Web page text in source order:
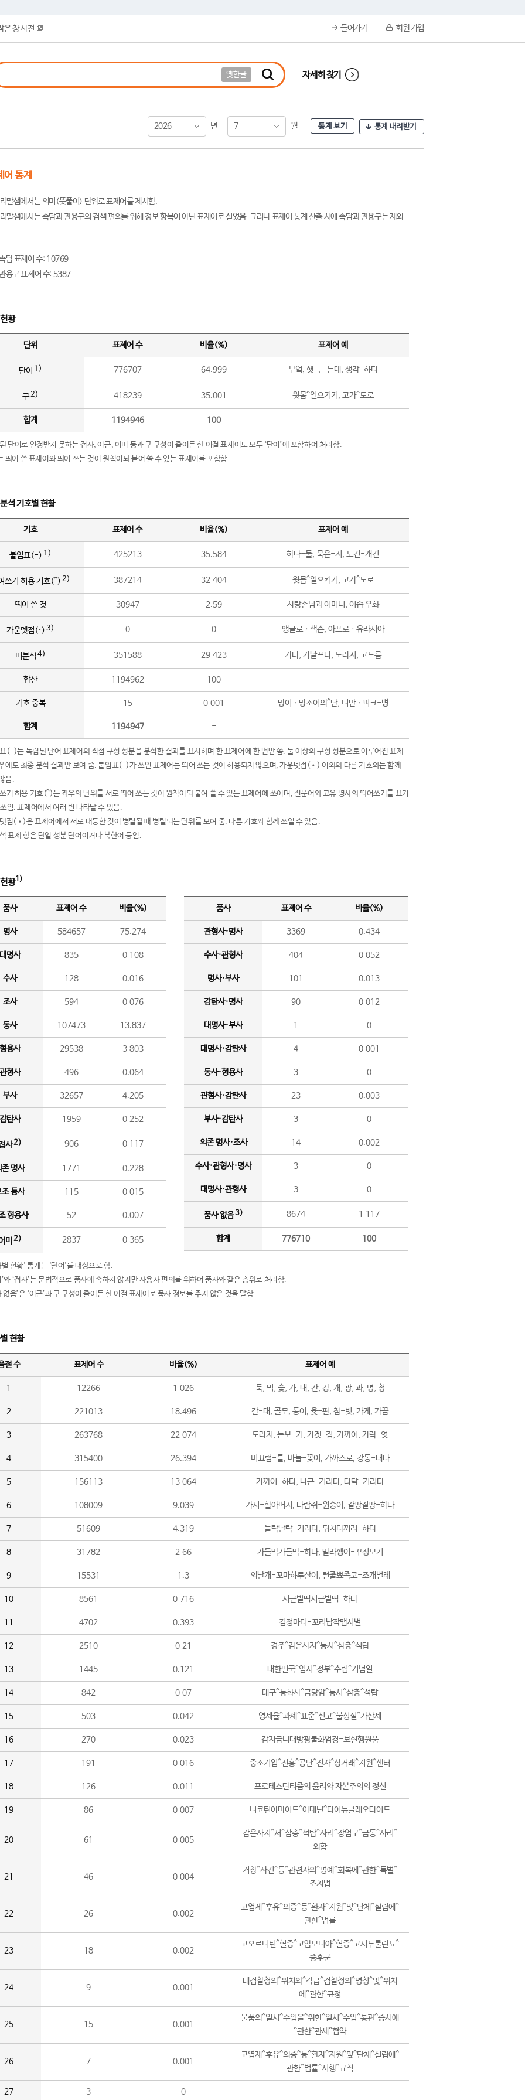
은 창 사전 들어가기 회원 가입
옛한글 자세히 찾기
2026 년 7 월 통계 보기 통계 내려받기
어 통계
말샘에서는 의미(뜻풀이) 단위로 표제어를 제시함.
말샘에서는 속담과 관용구의 검색 편의를 위해 정보 항목이 아닌 표제어로 실었음. 그러나 표제어 통계 산출 시에 속담과 관용구는 제외
담 표제어 수: 10769
용구 표제어 수: 5387
황
단위 표제어 수 비율(%) 표제어 예
단어 1) 776707 64.999 부엌, 햇-, -는데, 생각-하다
구2) 418239 35.001 윗몸^일으키기, 고가^도로
합계 1194946 100
단어로 인정받지 못하는 접사, 어근, 어미 등과 구 구성이 줄어든 한 어절 표제어도 모두 ‘단어’에 포함하여 처리함.
띄어 쓴 표제어와 띄어 쓰는 것이 원칙이되 붙여 쓸 수 있는 표제어를 포함함.
석 기호별 현황
기호 표제어 수 비율(%) 표제어 예
붙임표(-) 1) 425213 35.584 하나-둘, 묵은-지, 도긴-개긴
쓰기 허용 기호(^) 2) 387214 32.404 윗몸^일으키기, 고가^도로
띄어 쓴 것 30947 2.59 사랑손님과 어머니, 이솝 우화
가운뎃점(·) 3) 0 0 앵글로ㆍ색슨, 아프로ㆍ유라시아
미분석 4) 351588 29.423 가다, 가냘프다, 도라지, 고드름
합산 1194962 100
기호 중복 15 0.001 망이ㆍ망소이의^난, 니만ㆍ피크-병
합계 1194947 -
(-)는 독립된 단어 표제어의 직접 구성 성분을 분석한 결과를 표시하며 한 표제어에 한 번만 씀. 둘 이상의 구성 성분으로 이루어진 표제
에도 최종 분석 결과만 보여 줌. 붙임표(-)가 쓰인 표제어는 띄어 쓰는 것이 허용되지 않으며, 가운뎃점(•) 이외의 다른 기호와는 함께
음.
기 허용 기호(^)는 좌우의 단위를 서로 띄어 쓰는 것이 원칙이되 붙여 쓸 수 있는 표제어에 쓰이며, 전문어와 고유 명사의 띄어쓰기를 표기
임. 표제어에서 여러 번 나타날 수 있음.
점(•)은 표제어에서 서로 대등한 것이 병렬될 때 병렬되는 단위를 보여 줌. 다른 기호와 함께 쓰일 수 있음.
표제 항은 단일 성분 단어이거나 북한어 등임.
황1)
품사 표제어 수 비율(%)
명사 584657 75.274
명사 835 0.108
수사 128 0.016
조사 594 0.076
동사 107473 13.837
용사 29538 3.803
형사 496 0.064
부사 32657 4.205
탄사 1959 0.252
사2) 906 0.117
존 명사 1771 0.228
조 동사 115 0.015
형용사 52 0.007
미 2) 2837 0.365
품사 표제어 수 비율(%)
관형사·명사 3369 0.434
수사·관형사 404 0.052
명사·부사 101 0.013
감탄사·명사 90 0.012
대명사·부사 1 0
대명사·감탄사 4 0.001
동사·형용사 3 0
관형사·감탄사 23 0.003
부사·감탄사 3 0
의존 명사·조사 14 0.002
수사·관형사·명사 3 0
대명사·관형사 3 0
품사 없음3) 8674 1.117
합계 776710 100
현황' 통계는 '단어'를 대상으로 함.
와 ‘접사’는 문법적으로 품사에 속하지 않지만 사용자 편의를 위하여 품사와 같은 층위로 처리함.
없음’은 ‘어근’과 구 구성이 줄어든 한 어절 표제어로 품사 정보를 주지 않은 것을 말함.
현황
절 수 표제어 수 비율(%) 표제어 예
1 12266 1.026 둑, 먹, 숯, 가, 내, 간, 강, 개, 광, 과, 명, 청
2 221013 18.496 갈-대, 골무, 동이, 윷-판, 참-빗, 가게, 가끔
3 263768 22.074 도라지, 돋보-기, 가겟-집, 가까이, 가락-엿
4 315400 26.394 미끄럼-틀, 바늘-꽂이, 가까스로, 강동-대다
5 156113 13.064 가까이-하다, 나근-거리다, 타닥-거리다
6 108009 9.039 가시-할아버지, 다람쥐-원숭이, 갈팡질팡-하다
7 51609 4.319 들락날락-거리다, 뒤치다꺼리-하다
8 31782 2.66 가들막가들막-하다, 말라깽이-꾸정모기
9 15531 1.3 외날개-꼬마하루살이, 털줄뾰족코-조개벌레
10 8561 0.716 시근벌떡시근벌떡-하다
11 4702 0.393 검정마디-꼬리납작맵시벌
12 2510 0.21 경주^감은사지^동서^삼층^석탑
13 1445 0.121 대한민국^임시^정부^수립^기념일
14 842 0.07 대구^동화사^금당암^동서^삼층^석탑
15 503 0.042 영세율^과세^표준^신고^불성실^가산세
16 270 0.023 감지금니대방광불화엄경-보현행원품
17 191 0.016 중소기업^진흥^공단^전자^상거래^지원^센터
18 126 0.011 프로테스탄티즘의 윤리와 자본주의의 정신
19 86 0.007 니코틴아마이드^아데닌^다이뉴클레오타이드
20 61 0.005
감은사지^서^삼층^석탑^사리^장엄구^금동^사리^
외함
21 46 0.004
거창^사건^등^관련자의^명예^회복에^관한^특별^
조치법
22 26 0.002
고엽제^후유^의증^등^환자^지원^및^단체^설립에^
관한^법률
23 18 0.002
고오르니틴^혈증^고암모니아^혈증^고시투룰린뇨^
증후군
24 9 0.001
대검찰청의^위치와^각급^검찰청의^명칭^및^위치
에^관한^규정
25 15 0.001
물품의^일시^수입을^위한^일시^수입^통관^증서에
^관한^관세^협약
26 7 0.001
고엽제^후유^의증^등^환자^지원^및^단체^설립에^
관한^법률^시행^규칙
27 3 0